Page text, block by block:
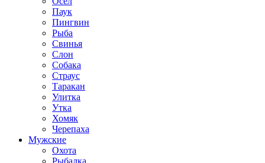
Паук
Пингвин
Рыба
Свинья
Слон
Собака
Страус
Таракан
Улитка
Утка
Хомяк
Черепаха
Мужские
Охота
Рыбалка